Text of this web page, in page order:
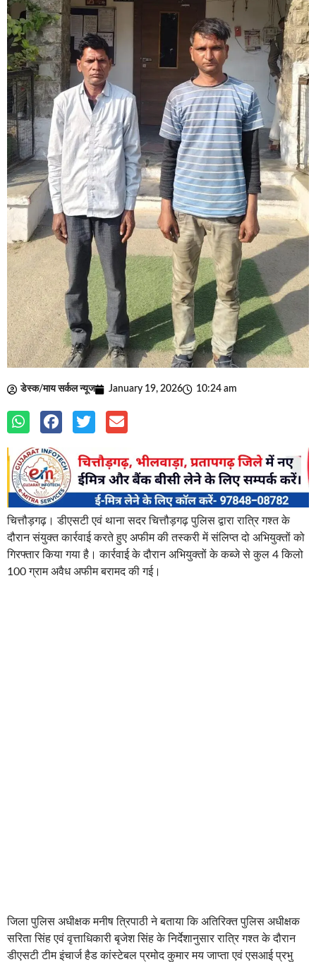
डेस्क/माय सर्कल न्यूज January 19, 2026 10:24 am
चित्तौड़गढ़। डीएसटी एवं थाना सदर चित्तौड़गढ़ पुलिस द्वारा रात्रि गश्त के
दौरान संयुक्त कार्रवाई करते हुए अफीम की तस्करी में संलिप्त दो अभियुक्तों को
गिरफ्तार किया गया है। कार्रवाई के दौरान अभियुक्तों के कब्जे से कुल 4 किलो
100 ग्राम अवैध अफीम बरामद की गई।
जिला पुलिस अधीक्षक मनीष त्रिपाठी ने बताया कि अतिरिक्त पुलिस अधीक्षक
सरिता सिंह एवं वृत्ताधिकारी बृजेश सिंह के निर्देशानुसार रात्रि गश्त के दौरान
डीएसटी टीम इंचार्ज हैड कांस्टेबल प्रमोद कुमार मय जाप्ता एवं एसआई प्रभु